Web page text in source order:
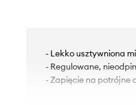
- Lekko usztywniona
- Regulowane,
- Zapięcie na potrójne